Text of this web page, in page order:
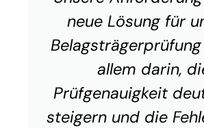
neue Lösung für
allem darin,
Prüfgenauigkeit
steigern und die